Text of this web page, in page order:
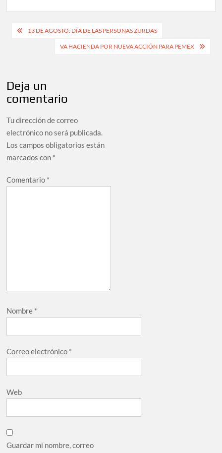
Navegación
13 DE AGOSTO: DÍA DE LAS PERSONAS ZURDAS
VA HACIENDA POR NUEVA ACCIÓN PARA PEMEX
Deja un
comentario
Tu dirección de correo
electrónico no será publicada.
Los campos obligatorios están
marcados con *
Comentario *
Nombre *
Correo electrónico *
Web
Guardar mi nombre, correo